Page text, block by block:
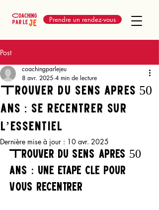
Prendre un rendez-vous
Post
Trouver du sens après 50
ans : se recentrer sur
l’essentiel
coachingparlejeu
8 avr. 2025 4 min de lecture
Dernière mise à jour : 10 avr. 2025
Trouver du sens après 50
ans : une étape clé pour
vous recentrer